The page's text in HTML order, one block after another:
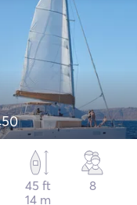
45 ft
14 m
8